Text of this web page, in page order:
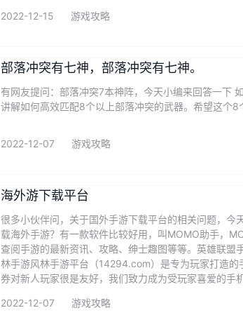
2022-12-15 游戏攻略
部落冲突有七神，部落冲突有七神。
有网友提问：部落冲突7本神阵，今天小编来回答一下
讲解如何高效匹配8个以上部落冲突的武器。希望这个
2022-12-07 游戏攻略
海外游下载平台
很多小伙伴问，关于国外手游下载平台的相关问题，
载海外手游？有一款软件比较好用，叫MOMO助手，
查阅手游的最新资讯、攻略、绅士趣图等等。英雄联
林手游风林手游平台（14294.com）是专为玩家打造
券对新人玩家很是友好，我们致力成为受玩家喜爱的手
2022-12-07 游戏攻略